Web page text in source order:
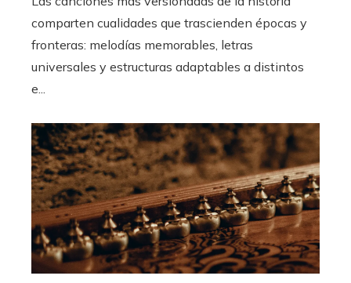
comparten cualidades que trascienden épocas y
fronteras: melodías memorables, letras
universales y estructuras adaptables a distintos
e...